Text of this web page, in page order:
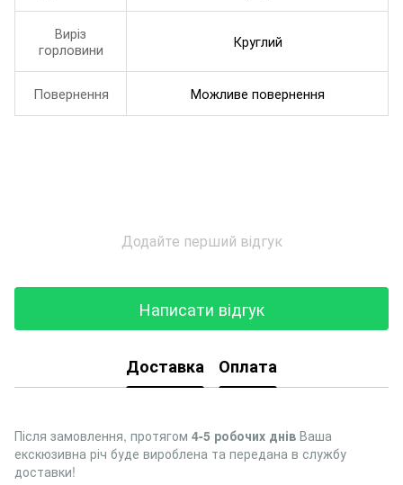
Виріз
горловини
Круглий
Повернення Можливе повернення
Додайте перший відгук
Написати відгук
Доставка Оплата
Після замовлення, протягом 4-5 робочих днів Ваша
екскюзивна річ буде вироблена та передана в службу
доставки!